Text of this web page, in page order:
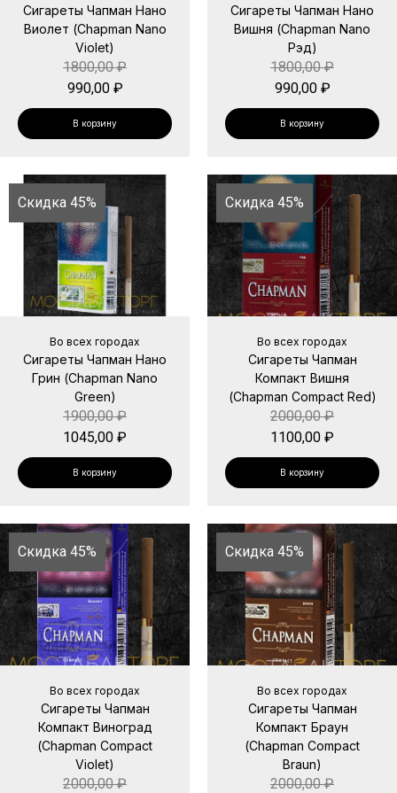
Сигареты Чапман Нано
Виолет (Chapman Nano
Violet)
1800,00₽
990,00 ₽
В корзину
Сигареты Чапман Нано
Вишня (Chapman Nano
Рэд)
1800,00₽
990,00 ₽
В корзину
Скидка 45%
Во всех городах
Сигареты Чапман Нано
Грин (Chapman Nano
Green)
1900,00₽
1045,00 ₽
В корзину
Скидка 45%
Во всех городах
Сигареты Чапман
Компакт Вишня
(Chapman Compact Red)
2000,00₽
1100,00 ₽
В корзину
Скидка 45%
Во всех городах
Сигареты Чапман
Компакт Виноград
(Chapman Compact
Violet)
2000,00₽
Скидка 45%
Во всех городах
Сигареты Чапман
Компакт Браун
(Chapman Compact
Braun)
2000,00₽